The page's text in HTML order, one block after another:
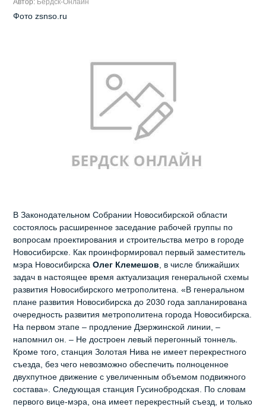
Автор: Бердск-Онлайн
Фото zsnso.ru
В Законодательном Собрании Новосибирской области
состоялось расширенное заседание рабочей группы по
вопросам проектирования и строительства метро в городе
Новосибирске. Как проинформировал первый заместитель
мэра НовосибирскаОлег Клемешов , в числе ближайших
задач в настоящее время актуализация генеральной схемы
развития Новосибирского метрополитена. «В генеральном
плане развития Новосибирска до 2030 года запланирована
очередность развития метрополитена города Новосибирска.
На первом этапе – продление Дзержинской линии, –
напомнил он. – Не достроен левый перегонный тоннель.
Кроме того, станция Золотая Нива не имеет перекрестного
съезда, без чего невозможно обеспечить полноценное
двухпутное движение с увеличенным объемом подвижного
состава». Следующая станция Гусинобродская. По словам
первого вице-мэра, она имеет перекрестный съезд, и только